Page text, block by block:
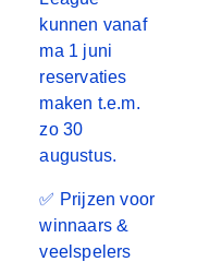
kunnen vanaf
ma 1 juni
reservaties
maken t.e.m.
zo 30
augustus.
✅ Prijzen voor
winnaars &
veelspelers